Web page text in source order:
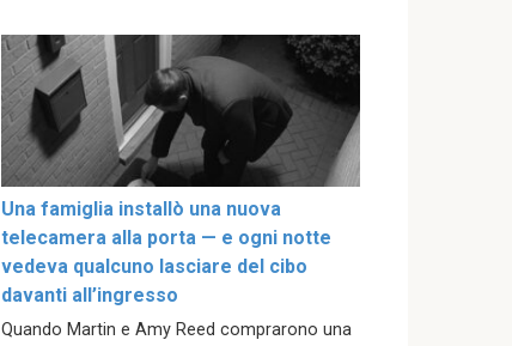
Una famiglia installò una nuova
telecamera alla porta — e ogni notte
vedeva qualcuno lasciare del cibo
davanti all’ingresso
Quando Martin e Amy Reed comprarono una